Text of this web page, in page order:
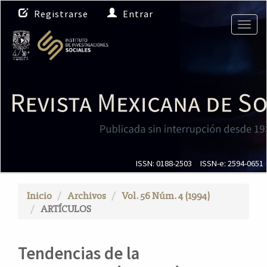
N
a
v
e
g
i
ó
n
c
C
Registrarse Entrar
ISSN: 0188-2503 ISSN-e: 2594-0651
Inicio Archivos
Vol. 56 Núm. 4 (1994)
ARTÍCULOS
Tendencias de la